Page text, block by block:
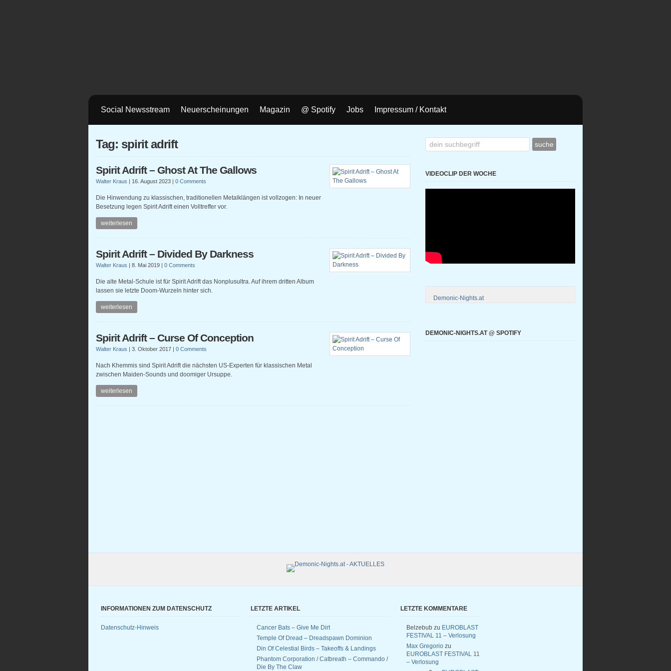
Social Newsstream Neuerscheinungen Magazin @ Spotify Jobs Impressum / Kontakt
Tag: spirit adrift
Spirit Adrift – Ghost At The Gallows
Walter Kraus | 16. August 2023 | 0 Comments
Die Hinwendung zu klassischen, traditionellen Metalklängen ist vollzogen: In neuer
Besetzung legen Spirit Adrift einen Volltreffer vor.
weiterlesen
Spirit Adrift – Divided By Darkness
Walter Kraus | 8. Mai 2019 | 0 Comments
Die alte Metal-Schule ist für Spirit Adrift das Nonplusultra. Auf ihrem dritten Album
lassen sie letzte Doom-Wurzeln hinter sich.
weiterlesen
Spirit Adrift – Curse Of Conception
Walter Kraus | 3. Oktober 2017 | 0 Comments
Nach Khemmis sind Spirit Adrift die nächsten US-Experten für klassischen Metal
zwischen Maiden-Sounds und doomiger Ursuppe.
weiterlesen
VIDEOCLIP DER WOCHE
Demonic-Nights.at
DEMONIC-NIGHTS.AT @ SPOTIFY
INFORMATIONEN ZUM DATENSCHUTZ
Datenschutz-Hinweis
LETZTE ARTIKEL
Cancer Bats – Give Me Dirt
Temple Of Dread – Dreadspawn Dominion
Din Of Celestial Birds – Takeoffs & Landings
Phantom Corporation / Catbreath – Commando /
Die By The Claw
LETZTE KOMMENTARE
Belzebub zu EUROBLAST
FESTIVAL 11 – Verlosung
Max Gregorio zu
EUROBLAST FESTIVAL 11
– Verlosung